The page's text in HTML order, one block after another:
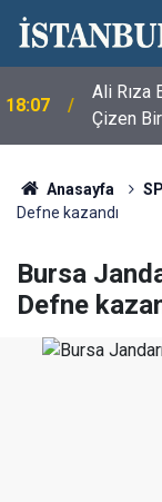
Ali Rıza
Çizen
17:56
Oldu"
Anasayfa
Defne kazandı
Bursa
Defne